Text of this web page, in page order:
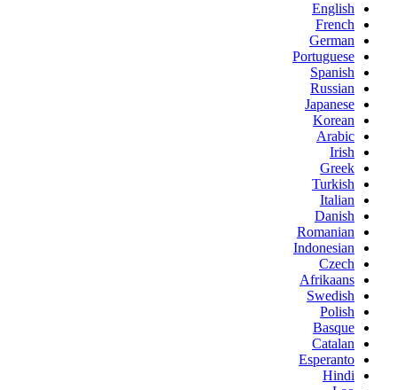
English
French
German
Portuguese
Spanish
Russian
Japanese
Korean
Arabic
Irish
Greek
Turkish
Italian
Danish
Romanian
Indonesian
Czech
Afrikaans
Swedish
Polish
Basque
Catalan
Esperanto
Hindi